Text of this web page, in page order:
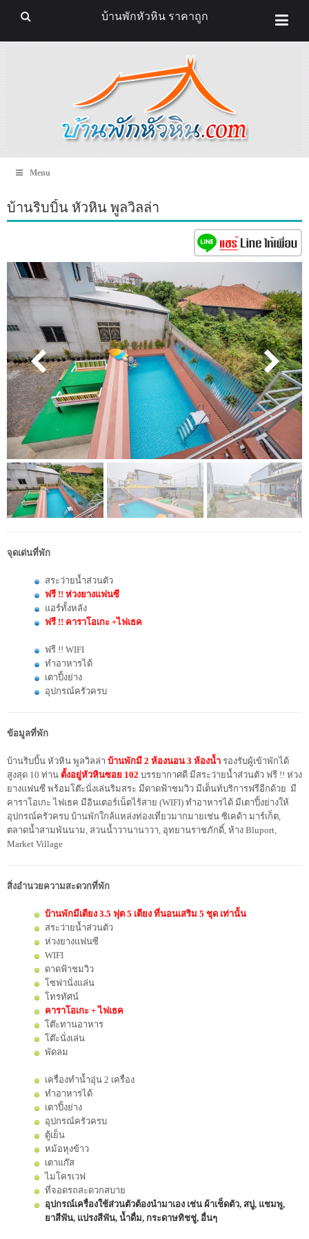
Menu
บ้านริบบิ้น หัวหิน พูลวิลล่า
จุดเด่นที่พัก
สระว่ายน้ำส่วนตัว
ฟรี !! ห่วงยางแฟนซี
แอร์ทั้งหลัง
ฟรี !! คาราโอเกะ +ไฟเธค
ฟรี !! WIFI
ทำอาหารได้
เตาปิ้งย่าง
อุปกรณ์ครัวครบ
ข้อมูลที่พัก
บ้านริบบิ้น หัวหิน พูลวิลล่า บ้านพักมี 2 ห้องนอน 3 ห้องน้ำ รองรับผู้เข้าพักได้
สูงสุด 10 ท่าน ตั้งอยู่หัวหินซอย 102 บรรยากาศดี มีสระว่ายน้ำส่วนตัว ฟรี !! ห่วง
ยางแฟนซี พร้อมโต๊ะนั่งเล่นริมสระ มีดาดฟ้าชมวิว มีเต็นท์บริการฟรีอีกด้วย มี
คาราโอเกะ ไฟเธค มีอินเตอร์เน็ตไร้สาย (WIFI) ทำอาหารได้ มีเตาปิ้งย่างให้
อุปกรณ์ครัวครบ บ้านพักใกล้แหล่งท่องเที่ยวมากมายเช่น ซิเคด้า มาร์เก็ต,
ตลาดน้ำสามพันนาม, สวนน้ำวานานาวา, อุทยานราชภักดิ์, ห้าง Bluport,
Market Village
สิ่งอำนวยความสะดวกที่พัก
บ้านพักมีเตียง 3.5 ฟุต 5 เตียง ที่นอนเสริม 5 ชุด เท่านั้น
สระว่ายน้ำส่วนตัว
ห่วงยางแฟนซี
WIFI
ดาดฟ้าชมวิว
โซฟานั่งเเล่น
โทรทัศน์
คาราโอเกะ + ไฟเธค
โต๊ะทานอาหาร
โต๊ะนั่งเล่น
พัดลม
เครื่องทำน้ำอุ่น 2 เครื่อง
ทำอาหารได้
เตาปิ้งย่าง
อุปกรณ์ครัวครบ
ตู้เย็น
หม้อหุงข้าว
เตาแก๊ส
ไมโครเวฟ
ที่จอดรถสะดวกสบาย
อุปกรณ์เครื่องใช้ส่วนตัวต้องนำมาเอง เช่น ผ้าเช็ดตัว, สบู่, แชมพู,
ยาสีฟัน, แปรงสีฟัน, น้ำดื่ม, กระดาษทิชชู่, อื่นๆ
บ้านพักหัวหิน ราคาถูก